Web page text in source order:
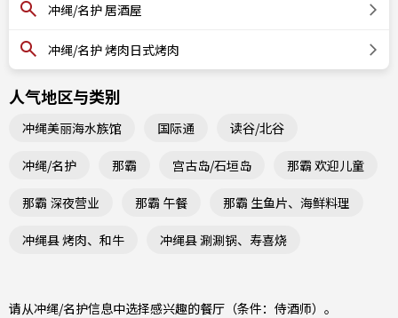
冲绳/名护 居酒屋
冲绳/名护 烤肉日式烤肉
人气地区与类别
冲绳美丽海水族馆 国际通 读谷/北谷
冲绳/名护 那霸 宫古岛/石垣岛 那霸 欢迎儿童
那霸 深夜营业 那霸 午餐 那霸 生鱼片、海鲜料理
冲绳县 烤肉、和牛 冲绳县 涮涮锅、寿喜烧
请从冲绳/名护信息中选择感兴趣的餐厅（条件：侍酒师）。